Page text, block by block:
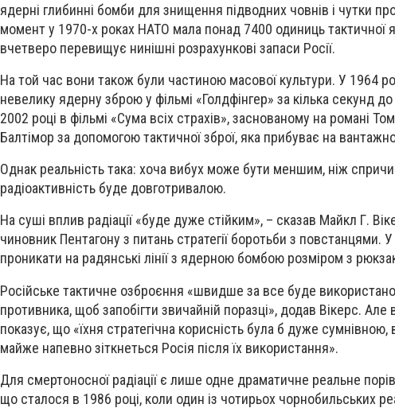
ядерні глибинні бомби для знищення підводних човнів і чутки
момент у 1970-х роках НАТО мала понад 7400 одиниць тактичної
вчетверо перевищує нинішні розрахункові запаси Росії.
На той час вони також були частиною масової культури. У 1964
невелику ядерну зброю у фільмі «Голдфінгер» за кілька секунд
2002 році в фільмі «Сума всіх страхів», заснованому на романі
Балтімор за допомогою тактичної зброї, яка прибуває на
Однак реальність така: хоча вибух може бути меншим, ніж
радіоактивність буде довготривалою.
На суші вплив радіації «буде дуже стійким», – сказав Майкл Г.
чиновник Пентагону з питань стратегії боротьби з повстанцями.
проникати на радянські лінії з ядерною бомбою розміром з
Російське тактичне озброєння «швидше за все буде
противника, щоб запобігти звичайній поразці», додав Вікерс. Але
показує, що «їхня стратегічна корисність була б дуже
майже напевно зіткнеться Росія після їх використання».
Для смертоносної радіації є лише одне драматичне реальне
що сталося в 1986 році, коли один із чотирьох чорнобильських